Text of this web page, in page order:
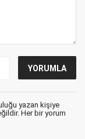
yazan kişiye
Her bir yorum